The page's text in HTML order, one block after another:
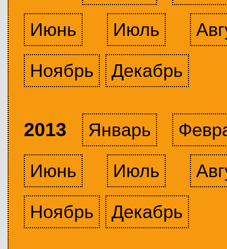
Июнь
Июль
Ноябрь
Декабрь
2013 Январь
Июнь
Июль
Ноябрь
Декабрь